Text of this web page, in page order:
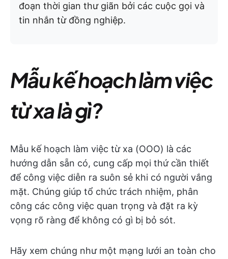
đoạn thời gian thư giãn bởi các cuộc gọi và
tin nhắn từ đồng nghiệp.
Mẫu kế hoạch làm việc
từ xa là gì?
Mẫu kế hoạch làm việc từ xa (OOO) là các
hướng dẫn sẵn có, cung cấp mọi thứ cần thiết
để công việc diễn ra suôn sẻ khi có người vắng
mặt. Chúng giúp tổ chức trách nhiệm, phân
công các công việc quan trọng và đặt ra kỳ
vọng rõ ràng để không có gì bị bỏ sót.
Hãy xem chúng như một mạng lưới an toàn cho